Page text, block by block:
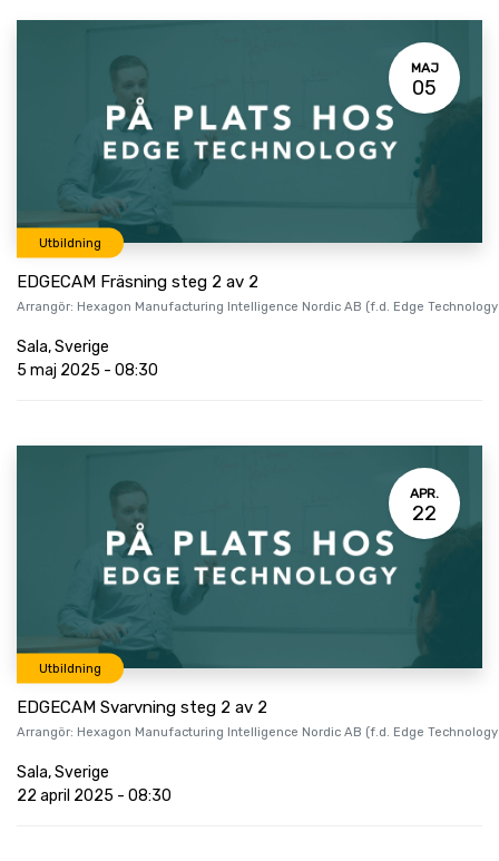
MAJ
05
Utbildning
EDGECAM Fräsning steg 2 av 2
Arrangör: Hexagon Manufacturing Intelligence Nordic AB (f.d. Edge
Sala,Sverige
5 maj 2025 - 08:30
APR.
22
Utbildning
EDGECAM Svarvning steg 2 av 2
Arrangör: Hexagon Manufacturing Intelligence Nordic AB (f.d. Edge
Sala,Sverige
22 april 2025 - 08:30